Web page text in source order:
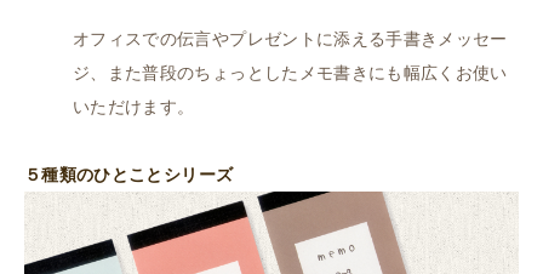
オフィスでの伝言やプレゼントに添える手書きメッセー
ジ、また普段のちょっとしたメモ書きにも幅広くお使い
いただけます。
５種類のひとことシリーズ